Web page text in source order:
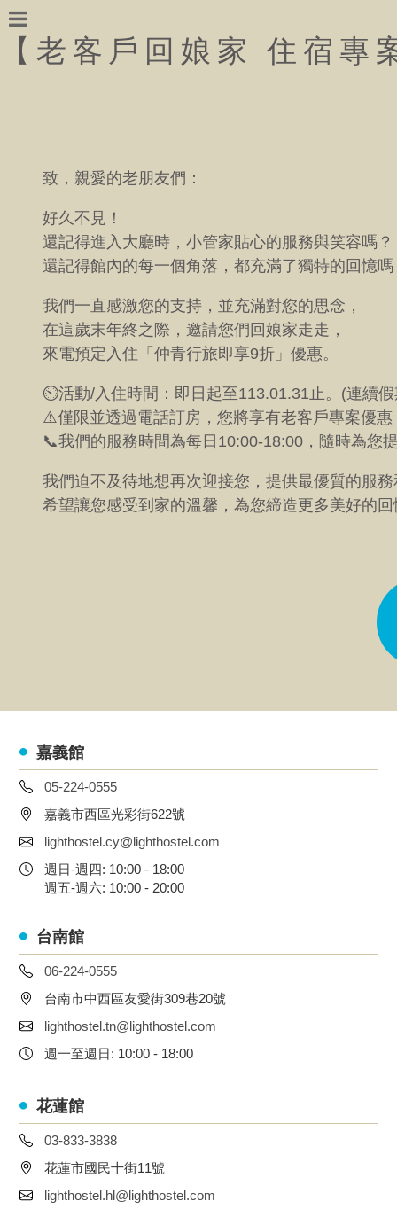
【 老客戶回娘家 住宿專
致，親愛的老朋友們：
好久不見！
還記得進入大廳時，小管家貼心的服務與笑容嗎？
還記得館內的每一個角落，都充滿了獨特的回憶嗎
我們一直感激您的支持，並充滿對您的思念，
在這歲末年終之際，邀請您們回娘家走走，
來電預定入住「仲青行旅即享9折」優惠。
⏲️活動/入住時間：即日起至113.01.31止。(連續
⚠️僅限並透過電話訂房，您將享有老客戶專案優惠
📞我們的服務時間為每日10:00-18:00，隨時為
我們迫不及待地想再次迎接您，提供最優質的服
希望讓您感受到家的溫馨，為您締造更多美好的回
嘉義館
05-224-0555
嘉義市西區光彩街622號
lighthostel.cy@lighthostel.com
週日-週四: 10:00 - 18:00
週五-週六: 10:00 - 20:00
台南館
06-224-0555
台南市中西區友愛街309巷20號
lighthostel.tn@lighthostel.com
週一至週日: 10:00 - 18:00
花蓮館
03-833-3838
花蓮市國民十街11號
lighthostel.hl@lighthostel.com